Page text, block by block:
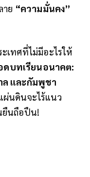
าย “ความมั่นคง”
เทศที่ไม่มีอะไรให้
ดบทเรียนอนาคต:
ล และกัมพูชา
นดินจะไร้แนว
ยืนถือปืน!